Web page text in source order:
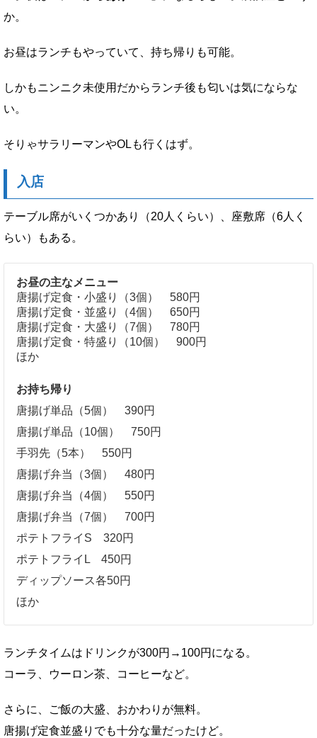
か。
お昼はランチもやっていて、持ち帰りも可能。
しかもニンニク未使用だからランチ後も匂いは気にならな
い。
そりゃサラリーマンやOLも行くはず。
入店
テーブル席がいくつかあり（20人くらい）、座敷席（6人く
らい）もある。
お昼の主なメニュー
唐揚げ定食・小盛り（3個） 580円
唐揚げ定食・並盛り（4個） 650円
唐揚げ定食・大盛り（7個） 780円
唐揚げ定食・特盛り（10個） 900円
ほか
お持ち帰り
唐揚げ単品（5個） 390円
唐揚げ単品（10個） 750円
手羽先（5本） 550円
唐揚げ弁当（3個） 480円
唐揚げ弁当（4個） 550円
唐揚げ弁当（7個） 700円
ポテトフライS 320円
ポテトフライL 450円
ディップソース各50円
ほか
ランチタイムはドリンクが300円→100円になる。
コーラ、ウーロン茶、コーヒーなど。
さらに、ご飯の大盛、おかわりが無料。
唐揚げ定食並盛りでも十分な量だったけど。